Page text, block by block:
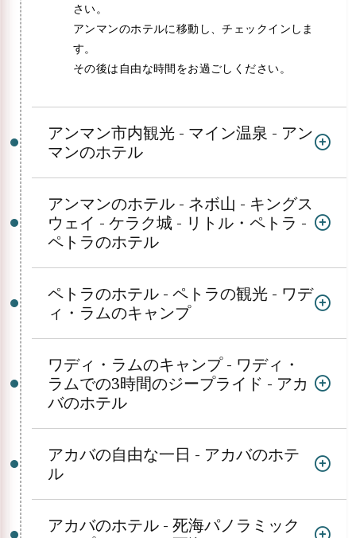
さい。
アンマンのホテルに移動し、チェックインしま
す。
その後は自由な時間をお過ごしください。
アンマン市内観光 - マイン温泉 - アン
マンのホテル
アンマンのホテル - ネボ山 - キングス
ウェイ - ケラク城 - リトル・ペトラ -
ペトラのホテル
ペトラのホテル - ペトラの観光 - ワデ
ィ・ラムのキャンプ
ワディ・ラムのキャンプ - ワディ・
ラムでの3時間のジープライド - アカ
バのホテル
アカバの自由な一日 - アカバのホテ
ル
アカバのホテル - 死海パノラミック